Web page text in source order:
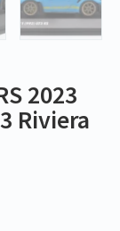
2023
Riviera